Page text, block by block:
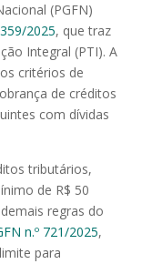
(PGFN)
2025, que traz
Integral (PTI). A
critérios de
de créditos
com dívidas
tributários,
de R$ 50
regras do
n.º 721/2025,
para